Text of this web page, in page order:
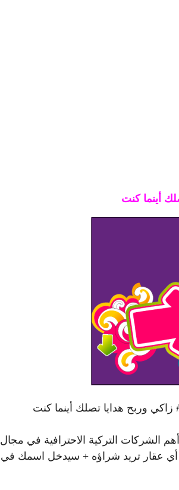
أينما كنت
وربح هدايا تصلك أينما كنت
الشركات التركية الاحترافية في مجال
عقار تريد شراؤه + سيدخل اسمك في